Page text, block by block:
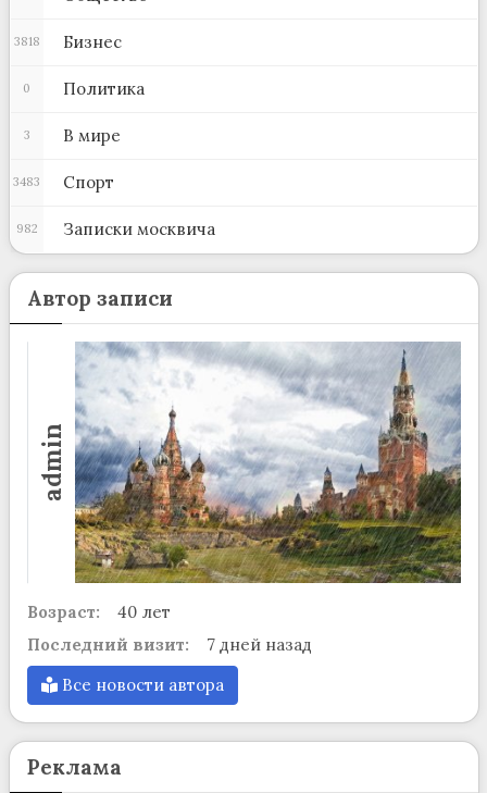
Бизнес
3818
Политика
0
В мире
3
Спорт
3483
Записки москвича
982
Автор записи
admin
Возраст:
40 лет
Последний визит:
7 дней назад
Все новости автора
Реклама